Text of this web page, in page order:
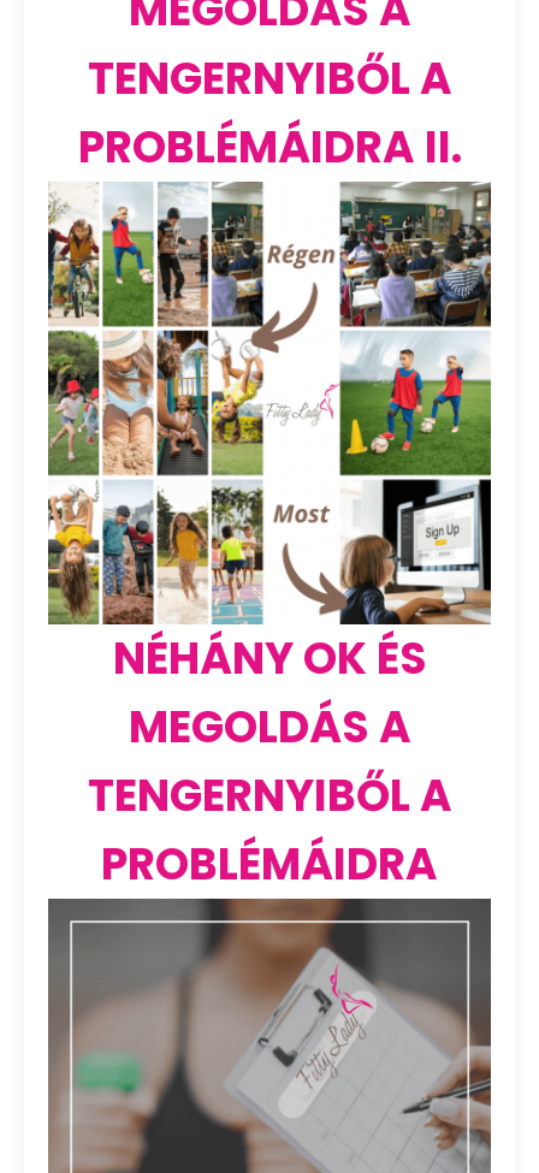
TENGERNYIBŐL A
PROBLÉMÁIDRA II.
NÉHÁNY OK ÉS
MEGOLDÁS A
TENGERNYIBŐL A
PROBLÉMÁIDRA